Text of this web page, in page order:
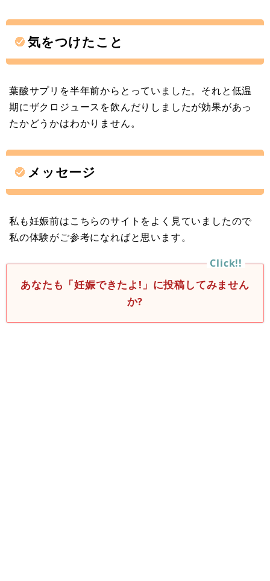
気をつけたこと
葉酸サプリを半年前からとっていました。それと低温
期にザクロジュースを飲んだりしましたが効果があっ
たかどうかはわかりません。
メッセージ
私も妊娠前はこちらのサイトをよく見ていましたので
私の体験がご参考になればと思います。
あなたも「妊娠できたよ!」に投稿してみません
か?